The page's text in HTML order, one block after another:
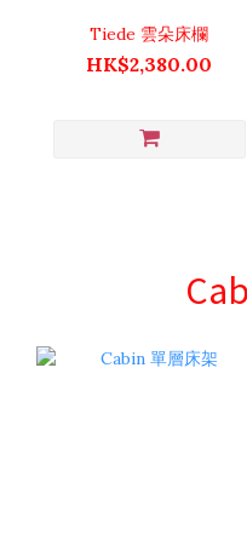
Tiede 雲朵床欄
HK$2,380.00